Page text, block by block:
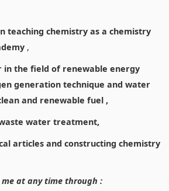
teaching chemistry as a chemistry
,
in the field of renewable energy
generation technique and water
and renewable fuel ,
water treatment,
articles and constructing chemistry
at any time through :